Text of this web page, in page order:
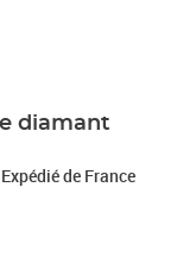
diamant
de France